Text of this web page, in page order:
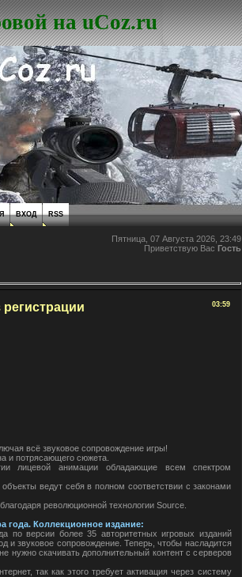
на uCoz.ru
ВХОД RSS
Пятница, 07 Августа 2026, 23:49
Приветствую Вас Гость
03:59
регистрации
всё звуковое сопровождение игры!
и потрясающего сюжета.
лицевой анимации обладающие всем спектром
ведут себя в полном соответствии с законами
революционной технологии Source.
года. Коллекционное издание:
по версии более 35 авторитетных игровых изданий
и звуковое сопровождение. Теперь, чтобы насладится
нужно скачивать дополнительный контент с серверов
так как этого требует активация через систему